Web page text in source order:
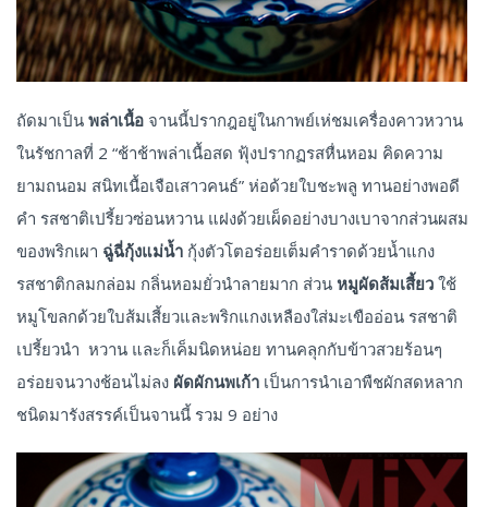
ถัดมาเป็น พล่าเนื้อ จานนี้ปรากฎอยู่ในกาพย์เห่ชมเครื่องคาวหวาน
ในรัชกาลที่ 2 “ช้าช้าพล่าเนื้อสด ฟุ้งปรากฏรสหื่นหอม คิดความ
ยามถนอม สนิทเนื้อเจือเสาวคนธ์” ห่อด้วยใบชะพลู ทานอย่างพอดี
คำ รสชาติเปรี้ยวซ่อนหวาน แฝงด้วยเผ็ดอย่างบางเบาจากส่วนผสม
ของพริกเผา ฉู่ฉี่กุ้งแม่น้ำ กุ้งตัวโตอร่อยเต็มคำราดด้วยน้ำแกง
รสชาติกลมกล่อม กลิ่นหอมยั่วนำลายมาก ส่วน หมูผัดส้มเสี้ยว ใช้
หมูโขลกด้วยใบส้มเสี้ยวและพริกแกงเหลืองใส่มะเขืออ่อน รสชาติ
เปรี้ยวนำ หวาน และก็เค็มนิดหน่อย ทานคลุกกับข้าวสวยร้อนๆ
อร่อยจนวางช้อนไม่ลง ผัดผักนพเก้า เป็นการนำเอาพืชผักสดหลาก
ชนิดมารังสรรค์เป็นจานนี้ รวม 9 อย่าง